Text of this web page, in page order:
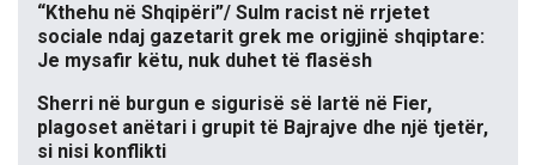
“Kthehu në Shqipëri”/ Sulm racist në rrjetet
sociale ndaj gazetarit grek me origjinë shqiptare:
Je mysafir këtu, nuk duhet të flasësh
Sherri në burgun e sigurisë së lartë në Fier,
plagoset anëtari i grupit të Bajrajve dhe një tjetër,
si nisi konflikti